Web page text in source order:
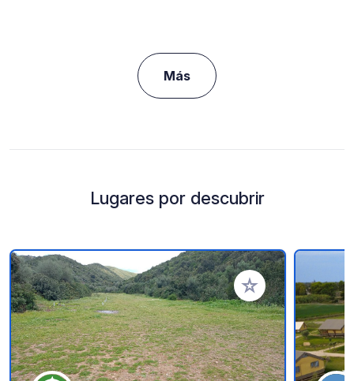
Más
Lugares por descubrir
Añadir a tus